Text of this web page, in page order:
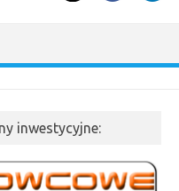
inwestycyjne: